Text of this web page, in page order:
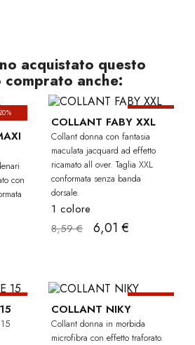
acquistato questo
anche:
CURVY
con
COLLANT FABY XXL
Collant donna con fantasia
maculata jacquard ad effetto
ricamato all over. Taglia XXL
conformata senza banda
dorsale.
1 colore
8,59 €
6,01 €
-30%
COLLANT NIKY
Collant donna in morbida
microfibra con effetto traforato.